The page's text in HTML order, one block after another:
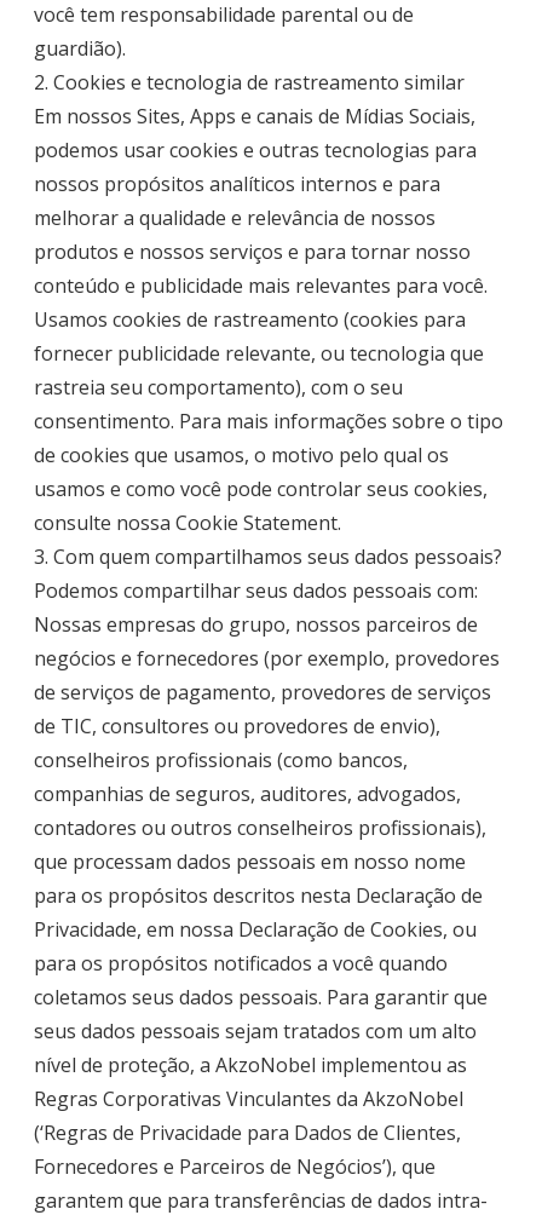
você tem responsabilidade parental ou de
guardião).
2. Cookies e tecnologia de rastreamento similar
Em nossos Sites, Apps e canais de Mídias Sociais,
podemos usar cookies e outras tecnologias para
nossos propósitos analíticos internos e para
melhorar a qualidade e relevância de nossos
produtos e nossos serviços e para tornar nosso
conteúdo e publicidade mais relevantes para você.
Usamos cookies de rastreamento (cookies para
fornecer publicidade relevante, ou tecnologia que
rastreia seu comportamento), com o seu
consentimento. Para mais informações sobre o tipo
de cookies que usamos, o motivo pelo qual os
usamos e como você pode controlar seus cookies,
consulte nossa Cookie Statement.
3. Com quem compartilhamos seus dados pessoais?
Podemos compartilhar seus dados pessoais com:
Nossas empresas do grupo, nossos parceiros de
negócios e fornecedores (por exemplo, provedores
de serviços de pagamento, provedores de serviços
de TIC, consultores ou provedores de envio),
conselheiros profissionais (como bancos,
companhias de seguros, auditores, advogados,
contadores ou outros conselheiros profissionais),
que processam dados pessoais em nosso nome
para os propósitos descritos nesta Declaração de
Privacidade, em nossa Declaração de Cookies, ou
para os propósitos notificados a você quando
coletamos seus dados pessoais. Para garantir que
seus dados pessoais sejam tratados com um alto
nível de proteção, a AkzoNobel implementou as
Regras Corporativas Vinculantes da AkzoNobel
(‘Regras de Privacidade para Dados de Clientes,
Fornecedores e Parceiros de Negócios’), que
garantem que para transferências de dados intra-